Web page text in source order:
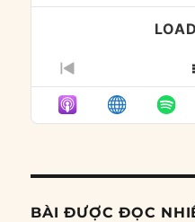
PREVIOUS
EPISODE
BÀI ĐƯỢC ĐỌC